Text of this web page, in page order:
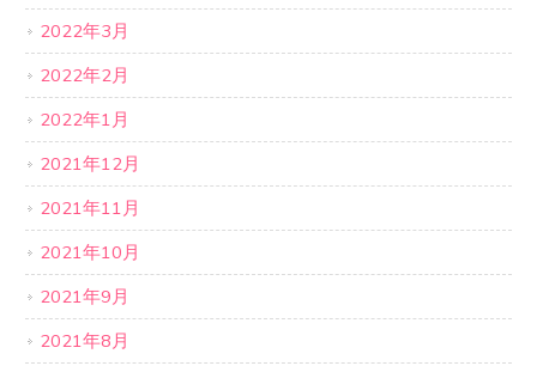
2022年3月
2022年2月
2022年1月
2021年12月
2021年11月
2021年10月
2021年9月
2021年8月